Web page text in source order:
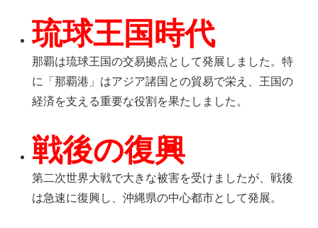
琉球王国時代
那覇は琉球王国の交易拠点として発展しました。特
に「那覇港」はアジア諸国との貿易で栄え、王国の
経済を支える重要な役割を果たしました。
戦後の復興
第二次世界大戦で大きな被害を受けましたが、戦後
は急速に復興し、沖縄県の中心都市として発展。